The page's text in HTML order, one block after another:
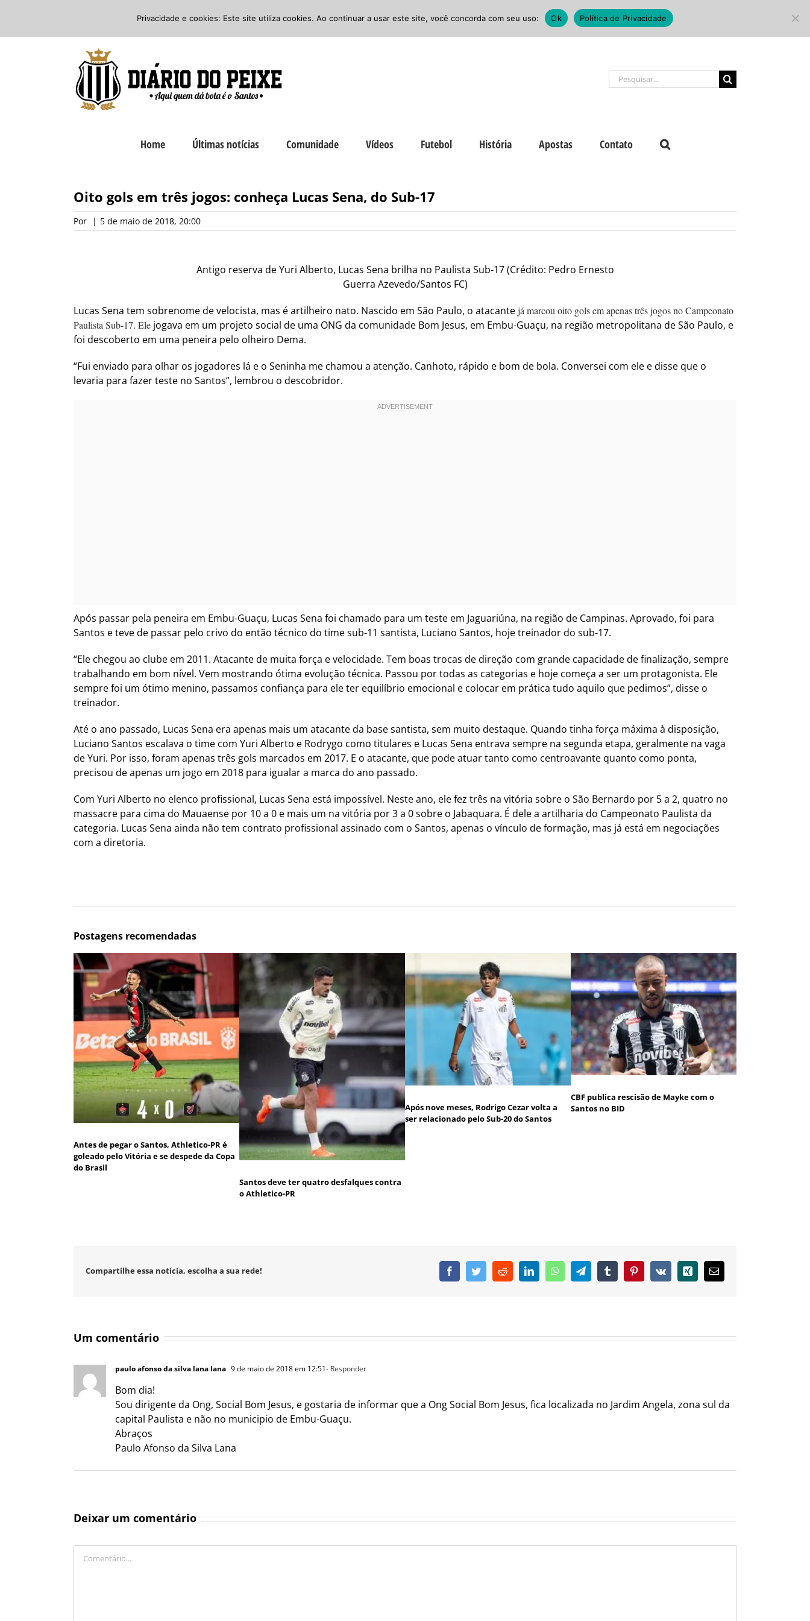
o
Facebook
Instagram
Buscar
resultados
Home Últimas notícias Comunidade Vídeos Futebol História Apostas Contato
Oito gols em três jogos: conheça Lucas Sena, do Sub-17
Por | 5 de maio de 2018, 20:00
Antigo reserva de Yuri Alberto, Lucas Sena brilha no Paulista Sub-17 (Crédito: Pedro Ernesto
Guerra Azevedo/Santos FC)
Lucas Sena tem sobrenome de velocista, mas é artilheiro nato. Nascido em São Paulo, o atacantejá marcou oito gols em apenas três jogos no Campeonato
Paulista Sub-17. Ele jogava em um projeto social de uma ONG da comunidade Bom Jesus, em Embu-Guaçu, na região metropolitana de São Paulo, e
foi descoberto em uma peneira pelo olheiro Dema.
“Fui enviado para olhar os jogadores lá e o Seninha me chamou a atenção. Canhoto, rápido e bom de bola. Conversei com ele e disse que o
levaria para fazer teste no Santos”, lembrou o descobridor.
Após passar pela peneira em Embu-Guaçu, Lucas Sena foi chamado para um teste em Jaguariúna, na região de Campinas. Aprovado, foi para
Santos e teve de passar pelo crivo do então técnico do time sub-11 santista, Luciano Santos, hoje treinador do sub-17.
“Ele chegou ao clube em 2011. Atacante de muita força e velocidade. Tem boas trocas de direção com grande capacidade de finalização, sempre
trabalhando em bom nível. Vem mostrando ótima evolução técnica. Passou por todas as categorias e hoje começa a ser um protagonista. Ele
sempre foi um ótimo menino, passamos confiança para ele ter equilíbrio emocional e colocar em prática tudo aquilo que pedimos”, disse o
treinador.
Até o ano passado, Lucas Sena era apenas mais um atacante da base santista, sem muito destaque. Quando tinha força máxima à disposição,
Luciano Santos escalava o time com Yuri Alberto e Rodrygo como titulares e Lucas Sena entrava sempre na segunda etapa, geralmente na vaga
de Yuri. Por isso, foram apenas três gols marcados em 2017. E o atacante, que pode atuar tanto como centroavante quanto como ponta,
precisou de apenas um jogo em 2018 para igualar a marca do ano passado.
Com Yuri Alberto no elenco profissional, Lucas Sena está impossível. Neste ano, ele fez três na vitória sobre o São Bernardo por 5 a 2, quatro no
massacre para cima do Mauaense por 10 a 0 e mais um na vitória por 3 a 0 sobre o Jabaquara. É dele a artilharia do Campeonato Paulista da
categoria. Lucas Sena ainda não tem contrato profissional assinado com o Santos, apenas o vínculo de formação, mas já está em negociações
com a diretoria.
Postagens recomendadas
Antes de pegar o Santos, Athletico-PR é
goleado pelo Vitória e se despede da Copa
do Brasil
Santos deve ter quatro desfalques contra
o Athletico-PR
Após nove meses, Rodrigo Cezar volta a
ser relacionado pelo Sub-20 do Santos
CBF publica rescisão de Mayke com o
Santos no BID
Compartilhe essa notícia, escolha a sua rede! FacebookTwitterRedditLinkedInWhatsAppTelegramTumblr PinterestVk Xing
E-
mail
Um comentário
paulo afonso da silva lana lana 9 de maio de 2018 em 12:51- Responder
Bom dia!
Sou dirigente da Ong, Social Bom Jesus, e gostaria de informar que a Ong Social Bom Jesus, fica localizada no Jardim Angela, zona sul da
capital Paulista e não no municipio de Embu-Guaçu.
Abraços
Paulo Afonso da Silva Lana
Deixar um comentário
Privacidade e cookies: Este site utiliza cookies. Ao continuar a usar este site, você concorda com seu uso: Ok Política de Privacidade